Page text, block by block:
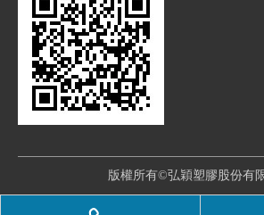
版權所有©弘穎塑膠股份有